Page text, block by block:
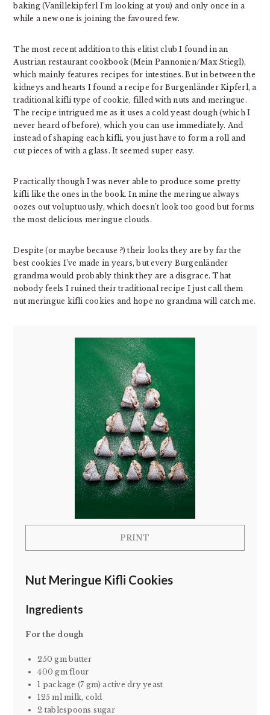
baking (Vanillekipferl I’m looking at you) and only once in a
while a new one is joining the favoured few.
The most recent addition to this elitist club I found in an
Austrian restaurant cookbook (Mein Pannonien/Max Stiegl),
which mainly features recipes for intestines. But in between the
kidneys and hearts I found a recipe for Burgenländer Kipferl, a
traditional kifli type of cookie, filled with nuts and meringue.
The recipe intrigued me as it uses a cold yeast dough (which I
never heard of before), which you can use immediately. And
instead of shaping each kifli, you just have to form a roll and
cut pieces of with a glass. It seemed super easy.
Practically though I was never able to produce some pretty
kifli like the ones in the book. In mine the meringue always
oozes out voluptuously, which doesn’t look too good but forms
the most delicious meringue clouds.
Despite (or maybe because ?) their looks they are by far the
best cookies I’ve made in years, but every Burgenländer
grandma would probably think they are a disgrace. That
nobody feels I ruined their traditional recipe I just call them
nut meringue kifli cookies and hope no grandma will catch me.
PRINT
Nut Meringue Kifli Cookies
Ingredients
For the dough
250 gm butter
400 gm flour
1 package (7 gm) active dry yeast
125 ml milk, cold
2 tablespoons sugar